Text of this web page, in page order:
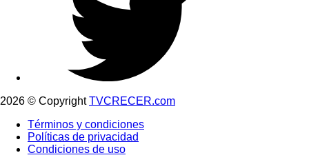
2026 © CopyrightTVCRECER.com
Términos y condiciones
Políticas de privacidad
Condiciones de uso